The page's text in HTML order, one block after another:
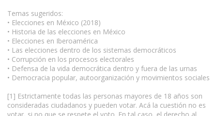
Temas sugeridos:
• Elecciones en México (2018)
• Historia de las elecciones en México
• Elecciones en Iberoamérica
• Las elecciones dentro de los sistemas democráticos
• Corrupción en los procesos electorales
• Defensa de la vida democrática dentro y fuera de las urnas
• Democracia popular, autoorganización y movimientos sociales
[1] Estrictamente todas las personas mayores de 18 años son
consideradas ciudadanos y pueden votar. Acá la cuestión no es
votar, si no que se respete el voto. En tal caso, el derecho al